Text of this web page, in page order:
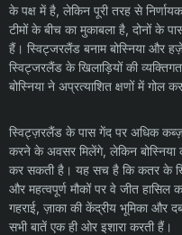
के पक्ष में है, लेकिन पूरी तरह से
टीमों के बीच का मुकाबला है, दोनों के
हैं। स्विट्जरलैंड बनाम बोस्निया और
स्विट्जरलैंड के खिलाड़ियों की
बोस्निया ने अप्रत्याशित क्षणों में गोल
स्विट्ज़रलैंड के पास गेंद पर अधिक
करने के अवसर मिलेंगे, लेकिन
कर सकती है। यह सच है कि कतर के
और महत्वपूर्ण मौकों पर वे जीत
गहराई, ज़ाका की केंद्रीय भूमिका और
सभी बातें एक ही ओर इशारा करती हैं।